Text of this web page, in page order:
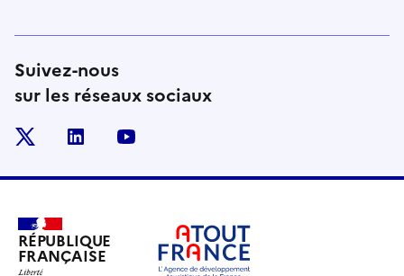
Suivez-nous
sur les réseaux sociaux
linkedin
RÉPUBLIQUE
FRANÇAISE